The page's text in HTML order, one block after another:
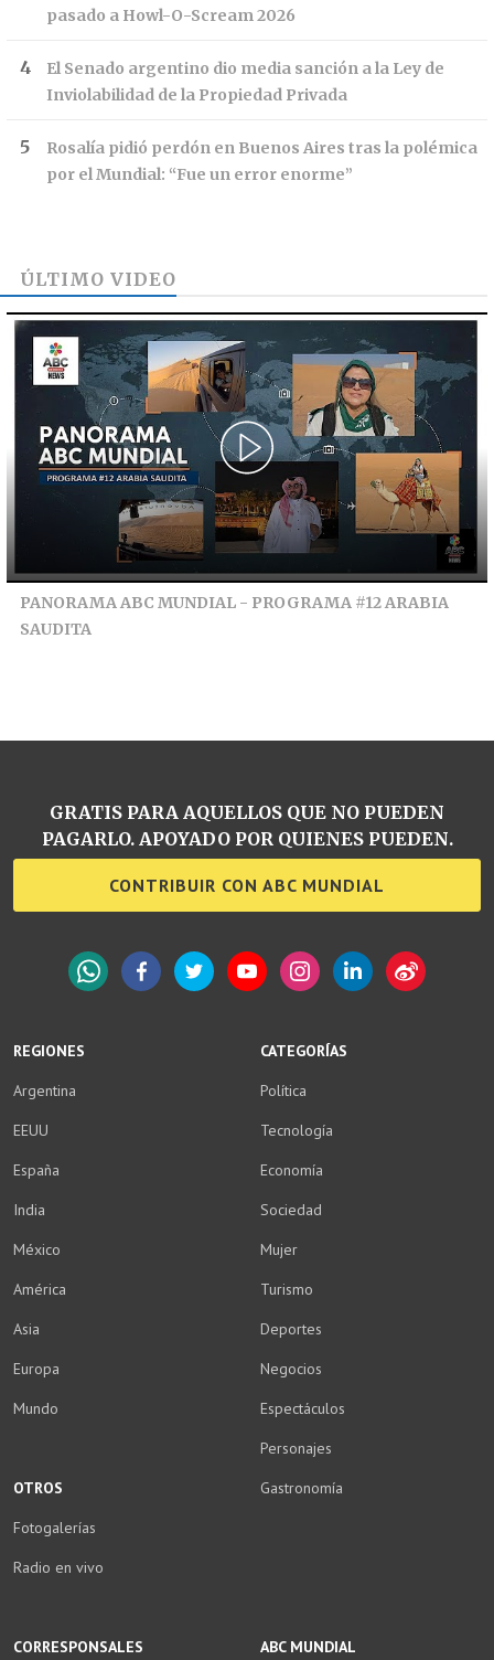
pasado a Howl-O-Scream 2026
El Senado argentino dio media sanción a la Ley de
Inviolabilidad de la Propiedad Privada
Rosalía pidió perdón en Buenos Aires tras la polémica
por el Mundial: “Fue un error enorme”
ÚLTIMO VIDEO
PANORAMA ABC MUNDIAL - PROGRAMA #12 ARABIA
SAUDITA
REGIONES
Argentina
EEUU
España
India
México
América
Asia
Europa
Mundo
CATEGORÍAS
Política
Tecnología
Economía
Sociedad
Mujer
Turismo
Deportes
Negocios
Espectáculos
Personajes
Gastronomía
CORRESPONSALES
OTROS
Fotogalerías
Radio en vivo
ABC MUNDIAL
GRATIS PARA AQUELLOS QUE NO PUEDEN
PAGARLO. APOYADO POR QUIENES PUEDEN.
CONTRIBUIR CON ABC MUNDIAL